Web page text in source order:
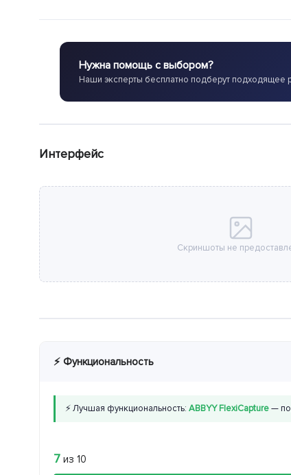
Нужна помощь с выбором?
Наши эксперты бесплатно подберут
Интерфейс
Скриншоты не
⚡ Функциональность
⚡ Лучшая функциональность: ABBYY FlexiCapture—
7 из 10